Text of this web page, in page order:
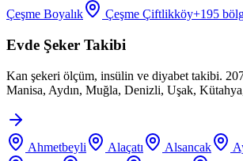
Çeşme Boyalık
Çeşme Çiftlikköy+195
Evde Şeker Takibi
Kan şekeri ölçüm, insülin ve diyabet takibi.
Manisa, Aydın, Muğla, Denizli, Uşak,
Ahmetbeyli Alaçatı Alsancak